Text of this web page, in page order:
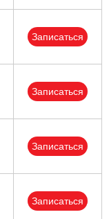
Записаться
Записаться
Записаться
Записаться